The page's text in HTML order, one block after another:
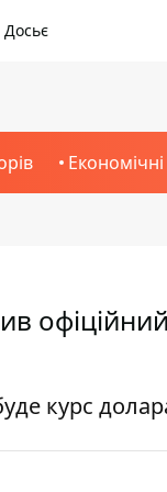
Досьє
курс